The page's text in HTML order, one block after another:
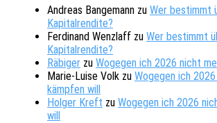
Andreas Bangemann zu Wer bestimmt
Kapitalrendite?
Ferdinand Wenzlaff zu Wer bestimmt
Kapitalrendite?
Räbiger zu Wogegen ich 2026 nicht
Marie-Luise Volk zu Wogegen ich
kämpfen will
Holger Kreft zu Wogegen ich 2026
will